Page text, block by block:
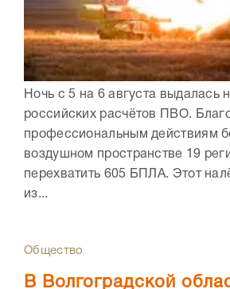
Ночь с 5 на 6 августа выдалась
российских расчётов ПВО.
профессиональным действиям
воздушном пространстве 19
перехватить 605 БПЛА. Этот
из...
Общество
В Волгоградской